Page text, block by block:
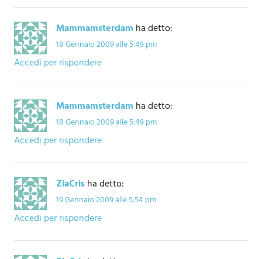
Mammamsterdam ha detto:
18 Gennaio 2009 alle 5:49 pm
Accedi per rispondere
Mammamsterdam ha detto:
18 Gennaio 2009 alle 5:49 pm
Accedi per rispondere
ZiaCrisha detto:
19 Gennaio 2009 alle 5:54 pm
Accedi per rispondere